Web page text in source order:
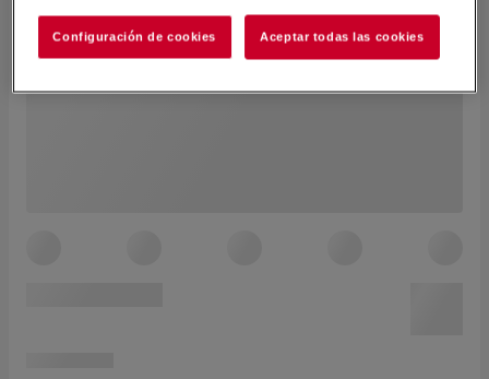
Configuración de cookies Aceptar todas las cookies